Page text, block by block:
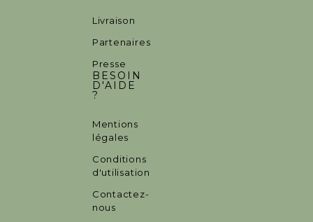
Livraison
Partenaires
Presse
BESOIN
D'AIDE
?
Mentions
légales
Conditions
d'utilisation
Contactez-
nous